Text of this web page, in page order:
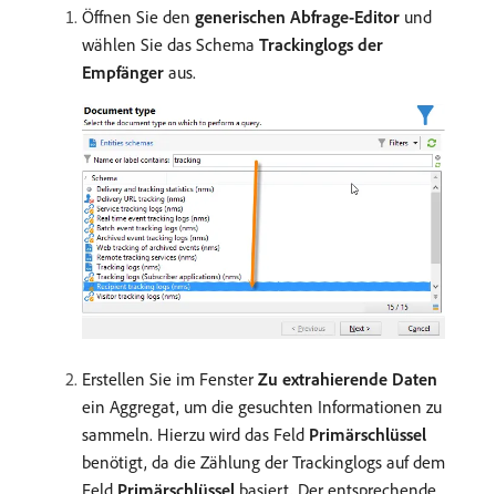
Öffnen Sie den generischen Abfrage-Editor und
wählen Sie das Schema Trackinglogs der
Empfänger aus.
Erstellen Sie im Fenster Zu extrahierende Daten
ein Aggregat, um die gesuchten Informationen zu
sammeln. Hierzu wird das Feld Primärschlüssel
benötigt, da die Zählung der Trackinglogs auf dem